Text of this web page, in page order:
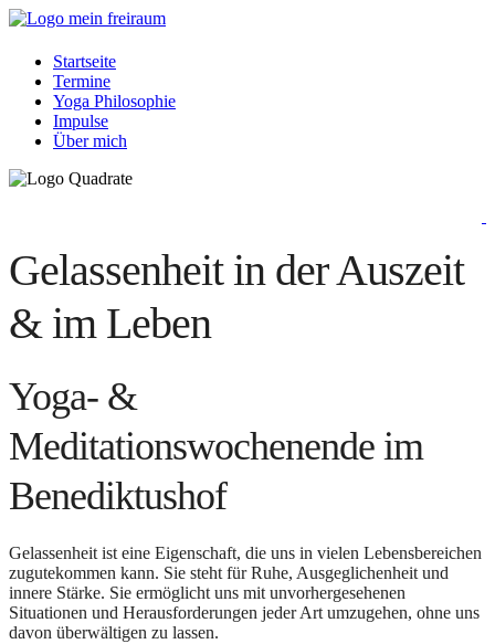
Startseite
Termine
Yoga Philosophie
Impulse
Über mich
Gelassenheit in der Auszeit
& im Leben
Yoga- &
Meditationswochenende im
Benediktushof
Gelassenheit ist eine Eigenschaft, die uns in vielen Lebensbereichen
zugutekommen kann. Sie steht für Ruhe, Ausgeglichenheit und
innere Stärke. Sie ermöglicht uns mit unvorhergesehenen
Situationen und Herausforderungen jeder Art umzugehen, ohne uns
davon überwältigen zu lassen.